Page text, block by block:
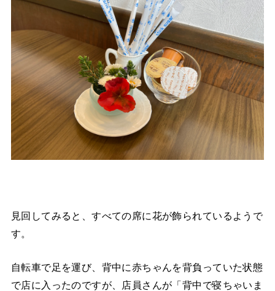
見回してみると、すべての席に花が飾られているようで
す。
自転車で足を運び、背中に赤ちゃんを背負っていた状態
で店に入ったのですが、店員さんが「背中で寝ちゃいま